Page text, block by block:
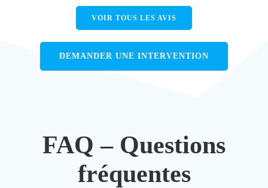
VOIR TOUS LES AVIS
DEMANDER UNE INTERVENTION
FAQ – Questions
fréquentes